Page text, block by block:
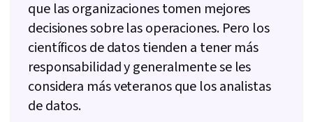
que las organizaciones tomen mejores
decisiones sobre las operaciones. Pero los
científicos de datos tienden a tener más
responsabilidad y generalmente se les
considera más veteranos que los analistas
de datos.